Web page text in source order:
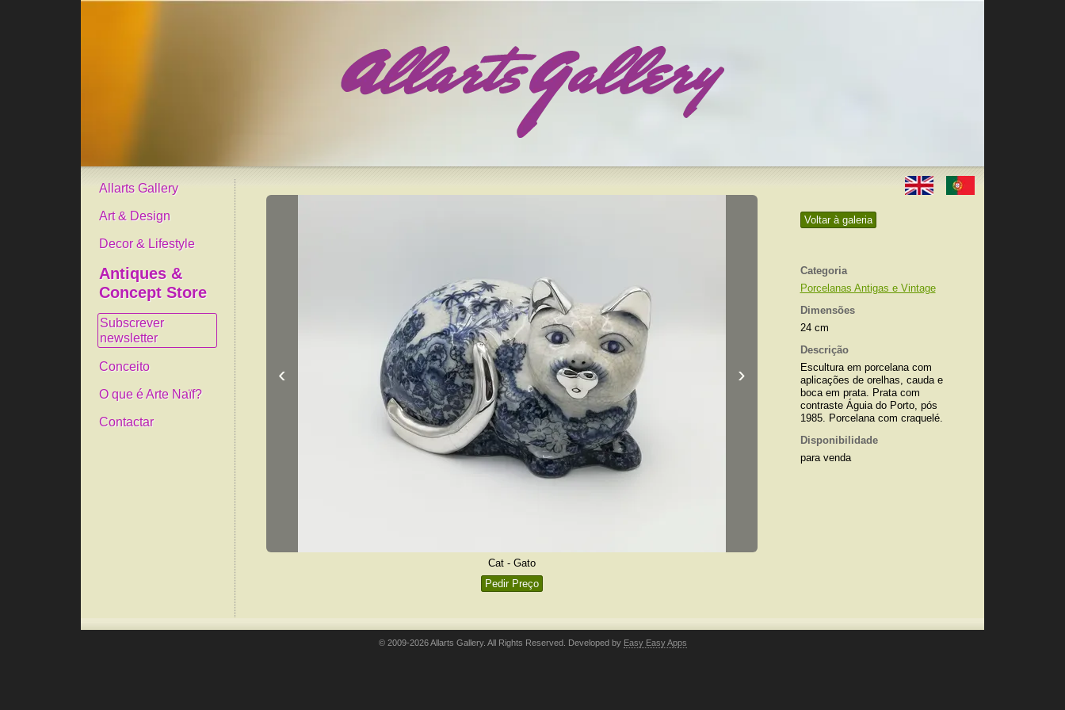
Allarts Gallery
Art & Design
Decor & Lifestyle
Antiques &
Concept Store
Subscrever
newsletter
Conceito
O que é Arte Naïf?
Contactar
Voltar à galeria
Categoria
Porcelanas Antigas e Vintage
Dimensões
24 cm
Descrição
Escultura em porcelana com
aplicações de orelhas, cauda e
boca em prata. Prata com
contraste Águia do Porto, pós
1985. Porcelana com craquelé.
Disponibilidade
para venda
‹ ›
Cat - Gato
Pedir Preço
© 2009-2026 Allarts Gallery. All Rights Reserved. Developed by Easy Easy Apps